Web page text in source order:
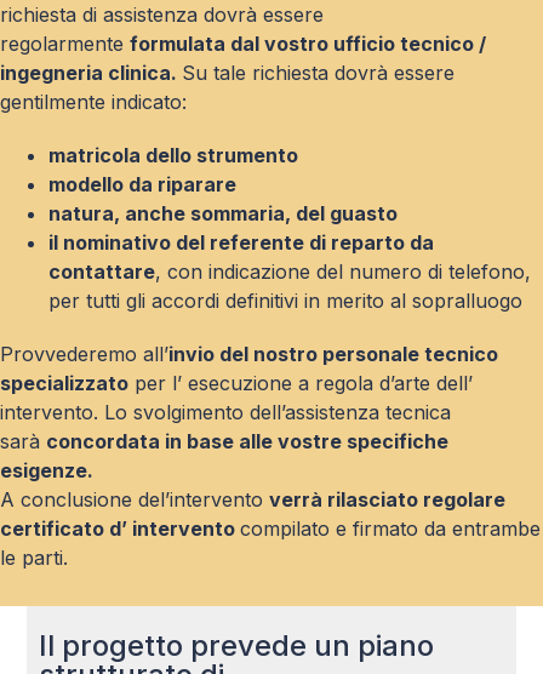
richiesta di assistenza dovrà essere
regolarmente formulata dal vostro ufficio tecnico /
ingegneria clinica. Su tale richiesta dovrà essere
gentilmente indicato:
matricola dello strumento
modello da riparare
natura, anche sommaria, del guasto
il nominativo del referente di reparto da
contattare, con indicazione del numero di telefono,
per tutti gli accordi definitivi in merito al sopralluogo
Provvederemo all’invio del nostro personale tecnico
specializzato per l’ esecuzione a regola d’arte dell’
intervento. Lo svolgimento dell’assistenza tecnica
sarà concordata in base alle vostre specifiche
esigenze.
A conclusione del’intervento verrà rilasciato regolare
certificato d’ intervento compilato e firmato da entrambe
le parti.
Il progetto prevede un piano